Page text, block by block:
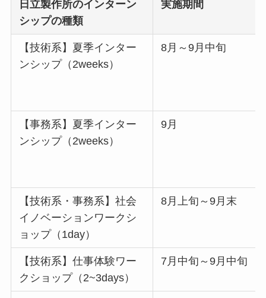
日立製作所のインターン
シップの種類
実施期間
【技術系】夏季インター
ンシップ（2weeks）
8月～9月中旬
【事務系】夏季インター
ンシップ（2weeks）
9月
【技術系・事務系】社会
イノベーションワークシ
ョップ（1day）
8月上旬～9月末
【技術系】仕事体験ワー
クショップ（2~3days）
7月中旬～9月中旬